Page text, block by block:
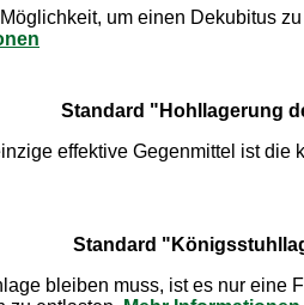
um einen Dekubitus
Standard "Hohllagerung
effektive Gegenmittel ist
Standard
bleiben muss, ist es nur